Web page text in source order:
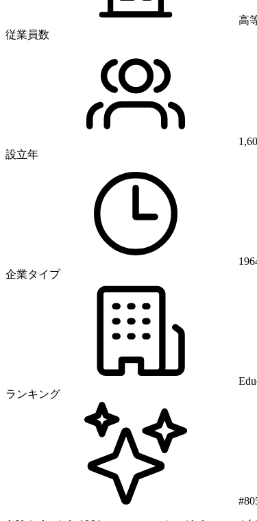
高
従業員数
設立年
企業タイプ
ランキング